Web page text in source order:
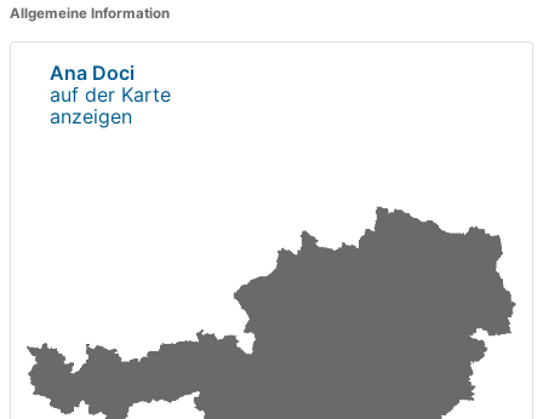
Allgemeine Information
Ana Doci
auf der Karte
anzeigen